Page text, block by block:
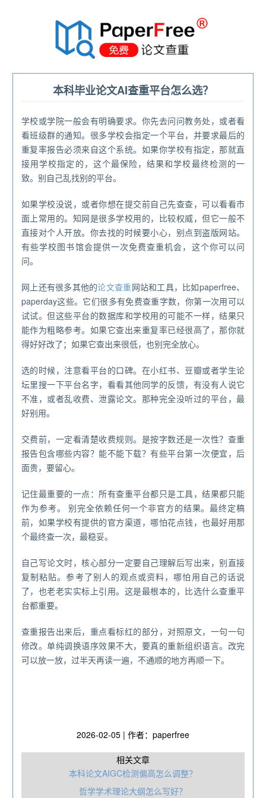
本科毕业论文AI查重平台怎么选？
学校或学院一般会有明确要求。你先去问问教务处，或者看
看班级群的通知。很多学校会指定一个平台，并要求最后的
重复率报告必须来自这个系统。如果你学校有指定，那就直
接用学校指定的，这个最保险，结果和学校最终检测的一
致。别自己乱找别的平台。
如果学校没说，或者你想在提交前自己先查查，可以看看市
面上常用的。知网是很多学校用的，比较权威，但它一般不
直接对个人开放。你去找的时候要小心，别点到盗版网站。
有些学校图书馆会提供一次免费查重机会，这个你可以问
问。
网上还有很多其他的论文查重网站和工具，比如paperfree、
paperday这些。它们很多有免费查重字数，你第一次用可以
试试。但这些平台的数据库和学校用的可能不一样，结果只
能作为粗略参考。如果它查出来重复率已经很高了，那你就
得好好改了；如果它查出来很低，也别完全放心。
选的时候，注意看平台的口碑。在小红书、豆瓣或者学生论
坛里搜一下平台名字，看看其他同学的反馈，有没有人说它
不准，或者乱收费、泄露论文。那种完全没听过的平台，最
好别用。
交费前，一定看清楚收费规则。是按字数还是一次性？查重
报告包含哪些内容？能不能下载？有些平台第一次便宜，后
面贵，要留心。
记住最重要的一点：所有查重平台都只是工具，结果都只能
作为参考。 别完全依赖任何一个非官方的结果。最终定稿
前，如果学校有提供的官方渠道，哪怕花点钱，也最好用那
个最终查一次，最稳妥。
自己写论文时，核心部分一定要自己理解后写出来，别直接
复制粘贴。参考了别人的观点或资料，哪怕用自己的话说
了，也老老实实标上引用。这是最根本的，比选什么查重平
台都重要。
查重报告出来后，重点看标红的部分，对照原文，一句一句
修改。单纯调换语序效果不大，要真的重新组织语言。改完
可以放一放，过半天再读一遍，不通顺的地方再顺一下。
2026-02-05 | 作者：paperfree
相关文章
本科论文AIGC检测偏高怎么调整？
哲学学术理论大纲怎么写好？